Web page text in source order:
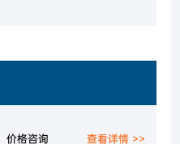
价格咨询 查看详情 >>